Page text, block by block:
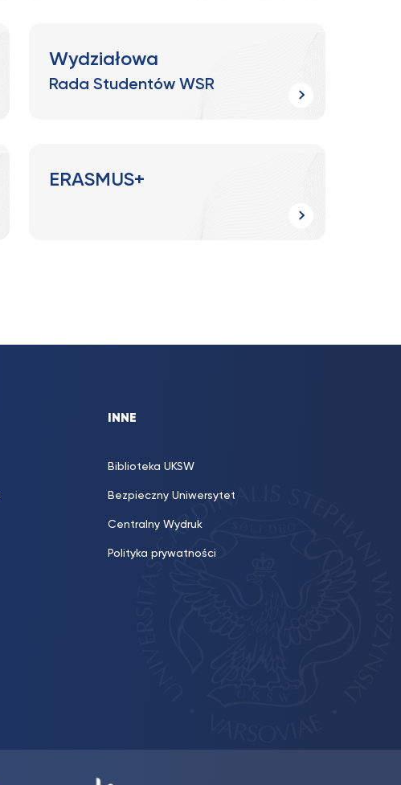
Wydziałowa
Rada Studentów WSR
ERASMUS+
INNE
Biblioteka UKSW
Bezpieczny Uniwersytet
Centralny Wydruk
Polityka prywatności